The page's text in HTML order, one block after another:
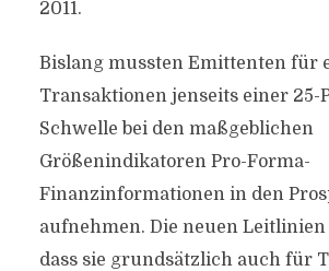
2011.
Bislang mussten Emittenten für
Transaktionen jenseits einer 25-
Schwelle bei den maßgeblichen
Größenindikatoren Pro-Forma-
Finanzinformationen in den
aufnehmen. Die neuen Leitlinien
dass sie grundsätzlich auch für